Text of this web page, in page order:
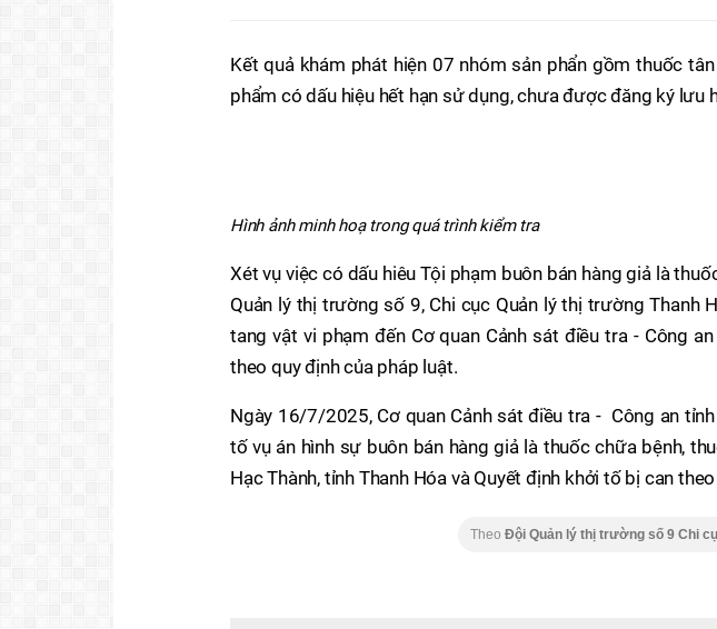
Kết quả khám phát hiện 07 nhóm sản phẩn gồm thuốc
phẩm có dấu hiệu hết hạn sử dụng, chưa được đăng ký lưu
Hình ảnh minh hoạ trong quá trình kiểm tra
Xét vụ việc có dấu hiêu Tội phạm buôn bán hàng giả là
Quản lý thị trường số 9, Chi cục Quản lý thị trường Thanh
tang vật vi phạm đến Cơ quan Cảnh sát điều tra - Công
theo quy định của pháp luật.
Ngày 16/7/2025, Cơ quan Cảnh sát điều tra - Công an
tố vụ án hình sự buôn bán hàng giả là thuốc chữa bệnh,
Hạc Thành, tỉnh Thanh Hóa và Quyết định khởi tố bị can
Theo Đội Quản lý thị trường số 9 Chi